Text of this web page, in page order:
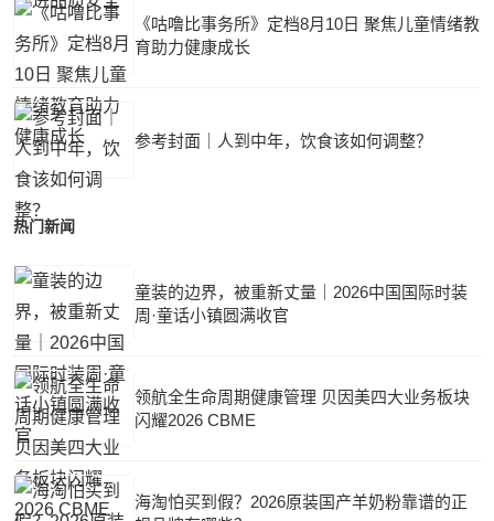
《咕噜比事务所》定档8月10日 聚焦儿童情绪教
育助力健康成长
参考封面｜人到中年，饮食该如何调整？
热门新闻
童装的边界，被重新丈量｜2026中国国际时装
周·童话小镇圆满收官
领航全生命周期健康管理 贝因美四大业务板块
闪耀2026 CBME
海淘怕买到假？2026原装国产羊奶粉靠谱的正